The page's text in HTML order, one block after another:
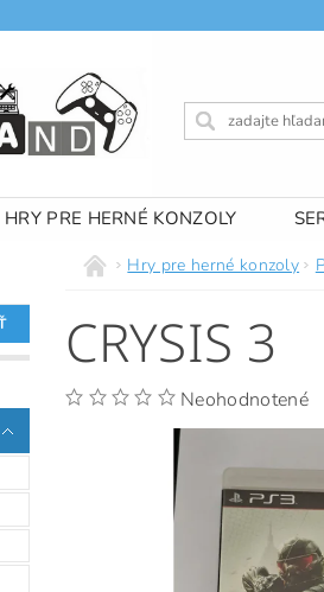
HRY PRE HERNÉ KONZOLY
OBCHODNÉ PODMIENKY
Hry pre herné konzoly
CRYSIS 3
Neohodnotené